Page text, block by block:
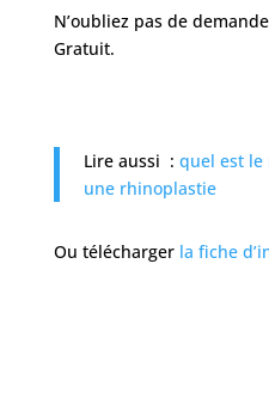
N’oubliez pas de
Gratuit.
Lire aussi : quel est
une rhinoplastie
Ou télécharger la fiche